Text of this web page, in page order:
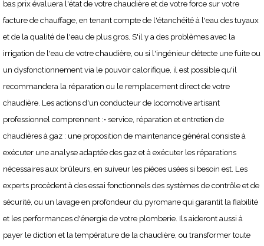
bas prix évaluera l'état de votre chaudière et de votre force sur votre
facture de chauffage, en tenant compte de l'étanchéité à l'eau des tuyaux
et de la qualité de l'eau de plus gros. S'il y a des problèmes avec la
irrigation de l'eau de votre chaudière, ou si l'ingénieur détecte une fuite ou
un dysfonctionnement via le pouvoir calorifique, il est possible qu'il
recommandera la réparation ou le remplacement direct de votre
chaudière. Les actions d'un conducteur de locomotive artisant
professionnel comprennent :• service, réparation et entretien de
chaudières à gaz : une proposition de maintenance général consiste à
exécuter une analyse adaptée des gaz et à exécuter les réparations
nécessaires aux brûleurs, en suiveur les pièces usées si besoin est. Les
experts procèdent à des essai fonctionnels des systèmes de contrôle et de
sécurité, ou un lavage en profondeur du pyromane qui garantit la fiabilité
et les performances d'énergie de votre plomberie. Ils aideront aussi à
payer le diction et la température de la chaudière, ou transformer toute